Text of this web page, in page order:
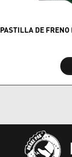
PASTILLA DE